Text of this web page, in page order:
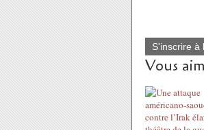
S'inscrire à
Vous